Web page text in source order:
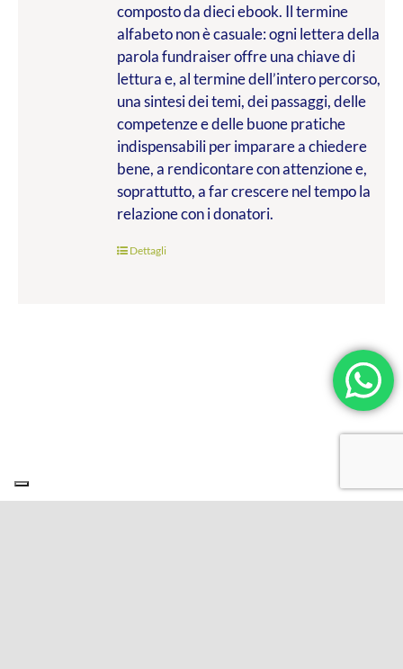
composto da dieci ebook. Il termine
alfabeto non è casuale: ogni lettera della
parola fundraiser offre una chiave di
lettura e, al termine dell’intero percorso,
una sintesi dei temi, dei passaggi, delle
competenze e delle buone pratiche
indispensabili per imparare a chiedere
bene, a rendicontare con attenzione e,
soprattutto, a far crescere nel tempo la
relazione con i donatori.
Dettagli